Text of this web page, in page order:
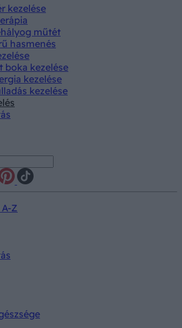
kezelése
műtét
hasmenés
boka kezelése
kezelése
kezelése
Z